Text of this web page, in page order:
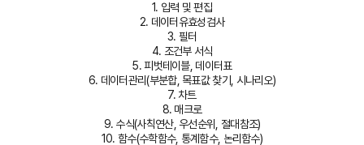
1. 입력 및 편집
2. 데이터유효성검사
3. 필터
4. 조건부 서식
5. 피벗테이블, 데이터표
6. 데이터관리(부분합, 목표값 찾기, 시나리오)
7. 차트
8. 매크로
9. 수식(사칙연산, 우선순위, 절대참조)
10. 함수(수학함수, 통계함수, 논리함수)